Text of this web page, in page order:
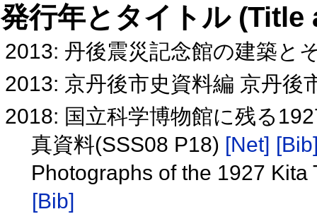
発行年とタイトル
2013: 丹後震災記念館の建築と
2013: 京丹後市史資料編 京丹後
2018: 国立科学博物館に残る
真資料(SSS08 P18) [Net]
Photographs of the 1927
[Bib]